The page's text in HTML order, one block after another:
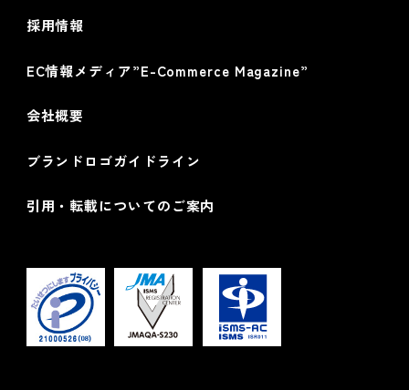
採用情報
EC情報メディア”E-Commerce Magazine”
会社概要
ブランドロゴガイドライン
引用・転載についてのご案内